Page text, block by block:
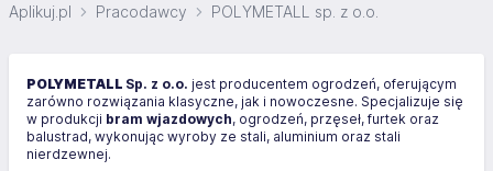
Aplikuj.pl Pracodawcy POLYMETALL sp. z o.o.
POLYMETALL Sp. z o.o. jest producentem ogrodzeń, oferującym
zarówno rozwiązania klasyczne, jak i nowoczesne. Specjalizuje się
w produkcji bram wjazdowych, ogrodzeń, przęseł, furtek oraz
balustrad, wykonując wyroby ze stali, aluminium oraz stali
nierdzewnej.